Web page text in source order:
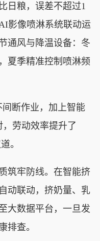
日粮，误差不超过1
影像喷淋系统联动运
通风与降温设备：冬
夏季精准控制喷淋频
断作业，加上智能
劳动效率提升了
。
牢防线。在智能挤
动联动，挤奶量、乳
大数据平台，一旦发
排查。